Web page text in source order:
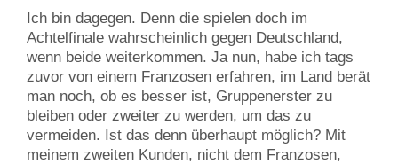
Ich bin dagegen. Denn die spielen doch im
Achtelfinale wahrscheinlich gegen Deutschland,
wenn beide weiterkommen. Ja nun, habe ich tags
zuvor von einem Franzosen erfahren, im Land berät
man noch, ob es besser ist, Gruppenerster zu
bleiben oder zweiter zu werden, um das zu
vermeiden. Ist das denn überhaupt möglich? Mit
meinem zweiten Kunden, nicht dem Franzosen,